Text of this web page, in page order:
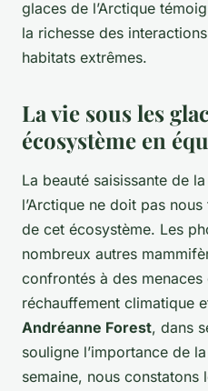
glaces de l’Arctique
la richesse des
habitats extrêmes.
La vie sous les
écosystème en
La beauté saisissante de
l’Arctique ne doit pas
de cet écosystème. Les
nombreux autres
confrontés à des menaces
réchauffement climatique
Andréanne Forest, dans
souligne l’importance de
semaine, nous constatons